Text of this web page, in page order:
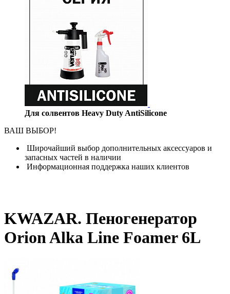
Для солвентов Heavy Duty AntiSilicone
ВАШ ВЫБОР!
Широчайший выбор дополнительных аксессуаров и
запасных частей в наличии
Информационная поддержка наших клиентов
KWAZAR. Пеногенератор
Orion Alka Line Foamer 6L